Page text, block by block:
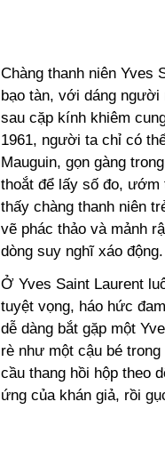
Chàng thanh niên Yves
bạo tàn, với dáng
sau cặp kính khiêm
1961, người ta chỉ có
Mauguin, gọn gàng
thoắt để lấy số đo,
thấy chàng thanh niên
vẽ phác thảo và mảnh
dòng suy nghĩ xáo động.
Ở Yves Saint Laurent
tuyệt vọng, háo hức
dễ dàng bắt gặp một
rè như một cậu bé
cầu thang hồi hộp theo
ứng của khán giả, rồi